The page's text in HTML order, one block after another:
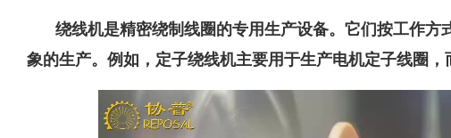
绕线机是精密绕制线圈的专用生产设备。它们按工作
象的生产。例如，定子绕线机主要用于生产电机定子线圈，